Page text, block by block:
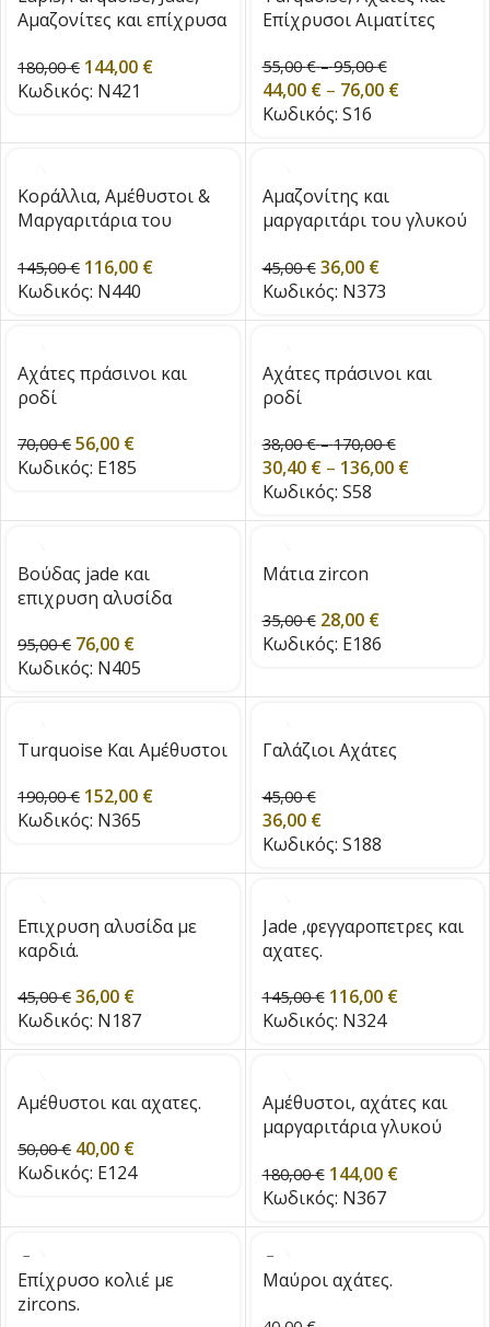
Αμαζονίτες και επίχρυσα
180,00€ 144,00 €
Κωδικός: N421
Επίχρυσοι Αιματίτες
55,00€ – 95,00€
44,00 € – 76,00 €
Κωδικός: S16
Κοράλλια, Αμέθυστοι &
Μαργαριτάρια του
145,00€ 116,00 €
Κωδικός: N440
Αμαζονίτης και
μαργαριτάρι του γλυκού
45,00€ 36,00 €
Κωδικός: N373
Αχάτες πράσινοι και
ροδί
70,00€ 56,00 €
Κωδικός: E185
Αχάτες πράσινοι και
ροδί
38,00€ – 170,00€
30,40 € – 136,00 €
Κωδικός: S58
Βούδας jade και
επιχρυση αλυσίδα
95,00€ 76,00 €
Κωδικός: N405
Μάτια zircon
35,00€ 28,00 €
Κωδικός: E186
Turquoise Και Αμέθυστοι
190,00€ 152,00 €
Κωδικός: N365
Γαλάζιοι Αχάτες
45,00€
36,00 €
Κωδικός: S188
Eπιχρυση αλυσίδα με
καρδιά.
45,00€ 36,00 €
Κωδικός: N187
Jade ,φεγγαροπετρες και
αχατες.
145,00€ 116,00 €
Κωδικός: N324
Αμέθυστοι και αχατες.
50,00€ 40,00 €
Κωδικός: E124
Αμέθυστοι, αχάτες και
μαργαριτάρια γλυκού
180,00€ 144,00 €
Κωδικός: N367
Επίχρυσο κολιέ με
zircons.
Μαύροι αχάτες.